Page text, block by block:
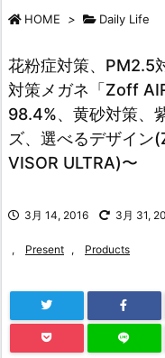
HOME > Daily Life
花粉症対策、PM2.5
対策メガネ「Zoff
98.4%、黄砂対策、
ズ、選べるデザイ
VISOR ULTRA)〜
3月 14, 2016 3月 31,
, Present , Products